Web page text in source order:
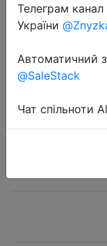
2020-05-29
Shop
Wireless
Mice on
Телеграм
України
Автоматичний
@SaleStack
Чат спільноти